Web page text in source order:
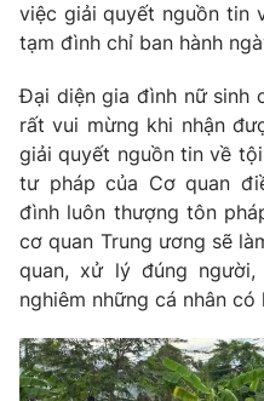
Giấy phép hoạt động báo in
cấp ngày 29/12/2023
Phó Tổng Biên tập:Nguyễn
Nguyễn Trọng Ninh
Tổng đài VTV:024.38 355
Ðiện thoại Thời báo VTV:
toasoan@vtv.vn
Liên hệ quảng cáo:024-
việc giải quyết nguồn tin
tạm đình chỉ ban hành
Đại diện gia đình nữ sinh
rất vui mừng khi nhận
giải quyết nguồn tin về
tư pháp của Cơ quan
đình luôn thượng tôn
cơ quan Trung ương sẽ
quan, xử lý đúng
nghiêm những cá nhân